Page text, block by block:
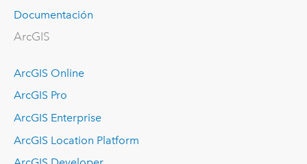
Documentación
ArcGIS
ArcGIS Online
ArcGIS Pro
ArcGIS Enterprise
ArcGIS Location Platform